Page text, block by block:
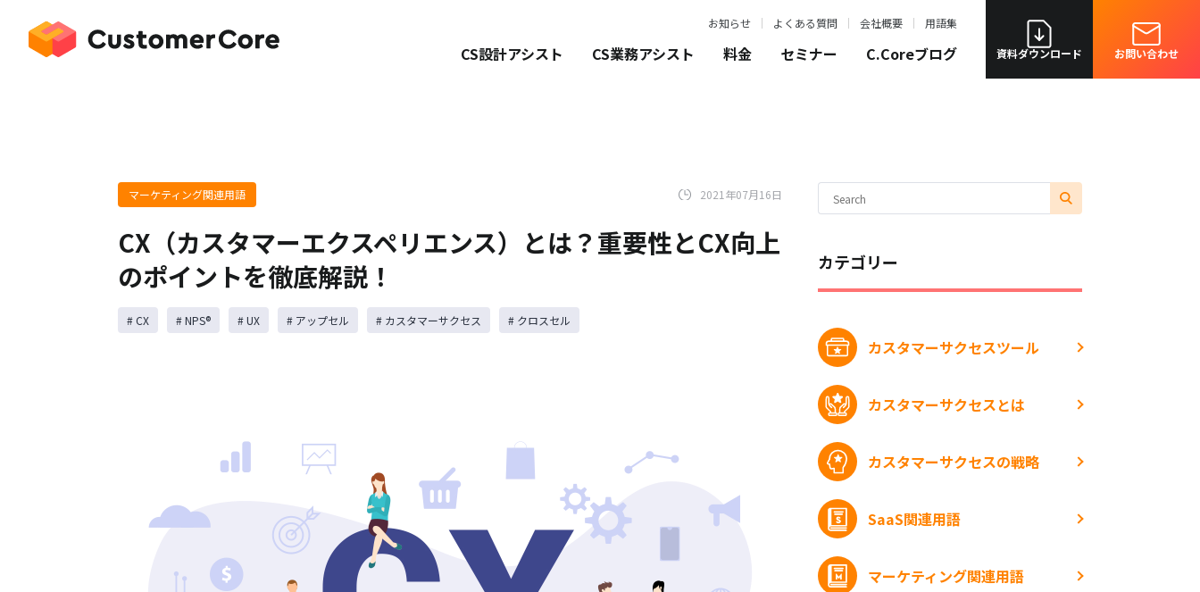
お知らせ よくある質問 会社概要 用語集
CS設計アシスト CS業務アシスト 料金 セミナー C.Coreブログ 資料ダウンロード お問い合わせ
マーケティング関連用語 2021年07月16日
CX（カスタマーエクスペリエンス）とは？重要性とCX向上
のポイントを徹底解説！
# CX # NPS®️ # UX # アップセル # カスタマーサクセス # クロスセル
カテゴリー
カスタマーサクセスツール
カスタマーサクセスとは
カスタマーサクセスの戦略
SaaS関連用語
マーケティング関連用語